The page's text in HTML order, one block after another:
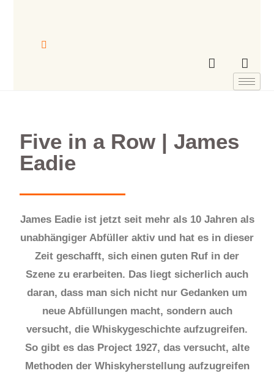
Five in a Row | James
Eadie
James Eadie ist jetzt seit mehr als 10 Jahren als
unabhängiger Abfüller aktiv und hat es in dieser
Zeit geschafft, sich einen guten Ruf in der
Szene zu erarbeiten. Das liegt sicherlich auch
daran, dass man sich nicht nur Gedanken um
neue Abfüllungen macht, sondern auch
versucht, die Whiskygeschichte aufzugreifen.
So gibt es das Project 1927, das versucht, alte
Methoden der Whiskyherstellung aufzugreifen